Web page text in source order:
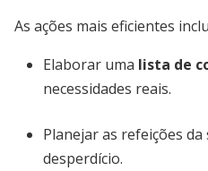
As ações mais eficientes
Elaborar uma lista de
necessidades reais.
Planejar as refeições
desperdício.